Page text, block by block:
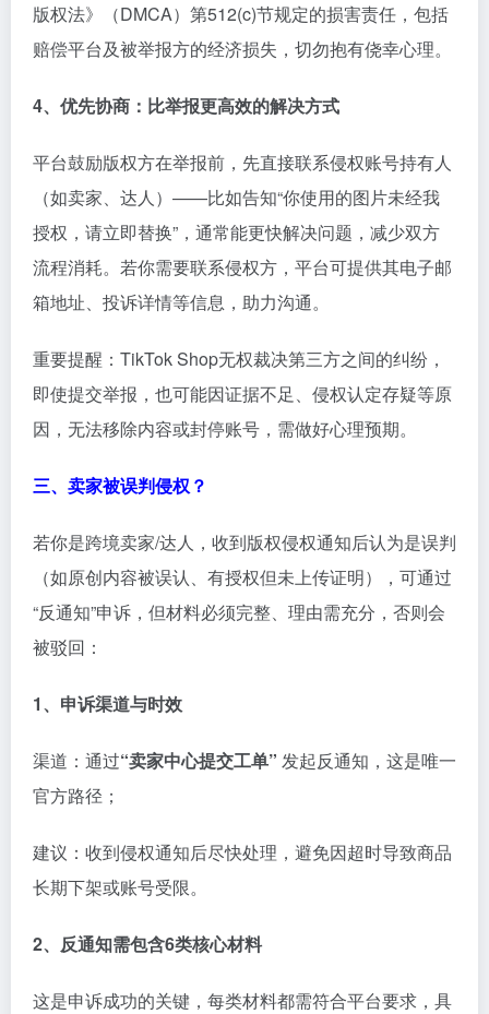
版权法》（DMCA）第512(c)节规定的损害责任，包括
赔偿平台及被举报方的经济损失，切勿抱有侥幸心理。
4、优先协商：比举报更高效的解决方式
平台鼓励版权方在举报前，先直接联系侵权账号持有人
（如卖家、达人）——比如告知“你使用的图片未经我
授权，请立即替换”，通常能更快解决问题，减少双方
流程消耗。若你需要联系侵权方，平台可提供其电子邮
箱地址、投诉详情等信息，助力沟通。
重要提醒：TikTok Shop无权裁决第三方之间的纠纷，
即使提交举报，也可能因证据不足、侵权认定存疑等原
因，无法移除内容或封停账号，需做好心理预期。
三、卖家被误判侵权？
若你是跨境卖家/达人，收到版权侵权通知后认为是误判
（如原创内容被误认、有授权但未上传证明），可通过
“反通知”申诉，但材料必须完整、理由需充分，否则会
被驳回：
1、申诉渠道与时效
渠道：通过“卖家中心提交工单” 发起反通知，这是唯一
官方路径；
建议：收到侵权通知后尽快处理，避免因超时导致商品
长期下架或账号受限。
2、反通知需包含6类核心材料
这是申诉成功的关键，每类材料都需符合平台要求，具